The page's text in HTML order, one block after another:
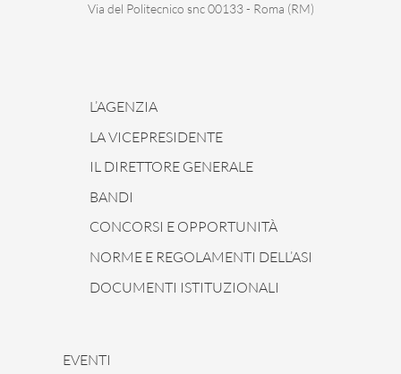
Via del Politecnico snc 00133 - Roma (RM)
L’AGENZIA
LA VICEPRESIDENTE
IL DIRETTORE GENERALE
BANDI
CONCORSI E OPPORTUNITÀ
NORME E REGOLAMENTI DELL’ASI
DOCUMENTI ISTITUZIONALI
EVENTI